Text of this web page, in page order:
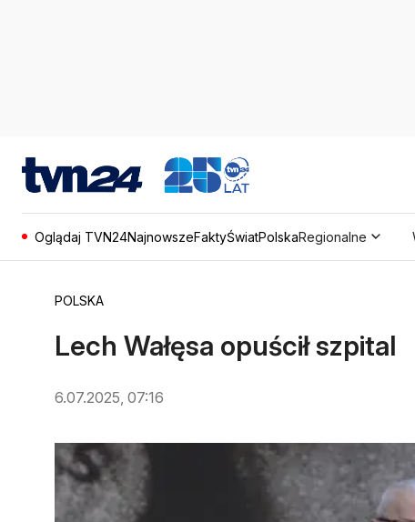
Oglądaj TVN24NajnowszeFaktyŚwiatPolskaRegionalne
POLSKA
Lech Wałęsa opuścił szpital
6.07.2025, 07:16